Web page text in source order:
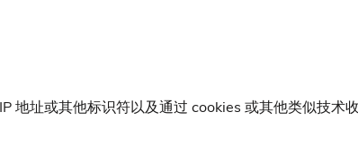
地址或其他标识符以及通过 cookies 或其他类似技术